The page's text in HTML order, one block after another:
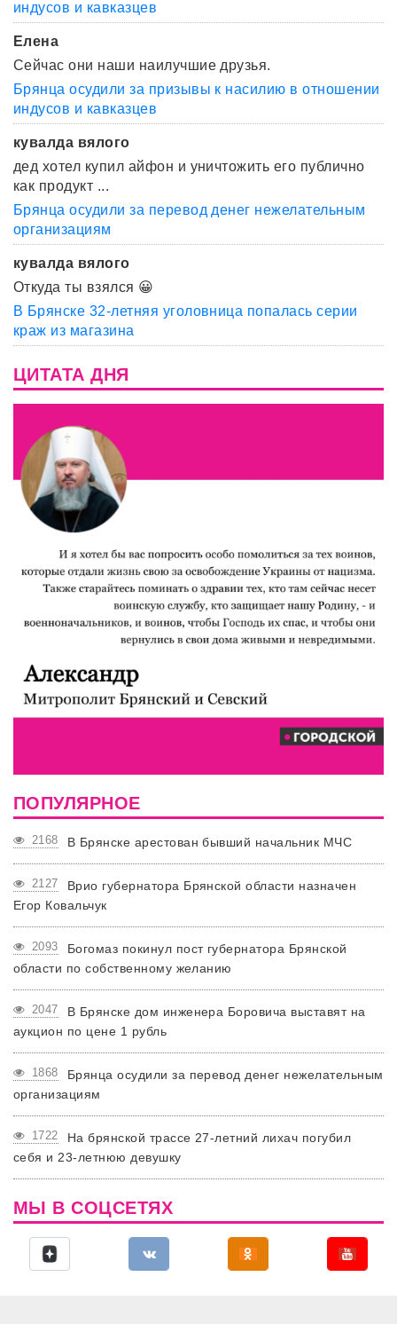
индусов и кавказцев
Елена
Сейчас они наши наилучшие друзья.
Брянца осудили за призывы к насилию в отношении
индусов и кавказцев
кувалда вялого
дед хотел купил айфон и уничтожить его публично
как продукт ...
Брянца осудили за перевод денег нежелательным
организациям
кувалда вялого
Откуда ты взялся 😀
В Брянске 32-летняя уголовница попалась серии
краж из магазина
ЦИТАТА ДНЯ
ПОПУЛЯРНОЕ
2168 В Брянске арестован бывший начальник МЧС
2127
Врио губернатора Брянской области назначен
Егор Ковальчук
2093
Богомаз покинул пост губернатора Брянской
области по собственному желанию
2047
В Брянске дом инженера Боровича выставят на
аукцион по цене 1 рубль
1868
Брянца осудили за перевод денег нежелательным
организациям
1722
На брянской трассе 27-летний лихач погубил
себя и 23-летнюю девушку
МЫ В СОЦСЕТЯХ